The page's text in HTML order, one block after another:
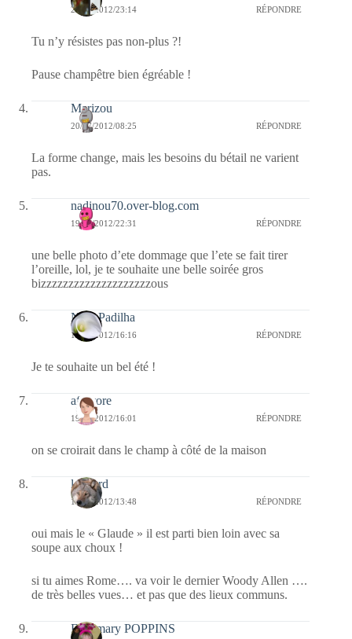
21/07/2012/23:14 RÉPONDRE
Tu n’y résistes pas non-plus ?!
Pause champêtre bien égréable !
Marizou
20/07/2012/08:25 RÉPONDRE
La forme change, mais les besoins du bétail ne varient
pas.
nadinou70.over-blog.com
19/07/2012/22:31 RÉPONDRE
une belle photo d’ete dommage que l’ete se fait tirer
l’oreille, lol, je te souhaite une belle soirée gros
bizzzzzzzzzzzzzzzzzzzzous
Nina Padilha
19/07/2012/16:16 RÉPONDRE
Je te souhaite un bel été !
afaurore
19/07/2012/16:01 RÉPONDRE
on se croirait dans le champ à côté de la maison
louvard
19/07/2012/13:48 RÉPONDRE
oui mais le « Glaude » il est parti bien loin avec sa
soupe aux choux !
si tu aimes Rome…. va voir le dernier Woody Allen ….
de très belles vues… et pas que des lieux communs.
Fabymary POPPINS